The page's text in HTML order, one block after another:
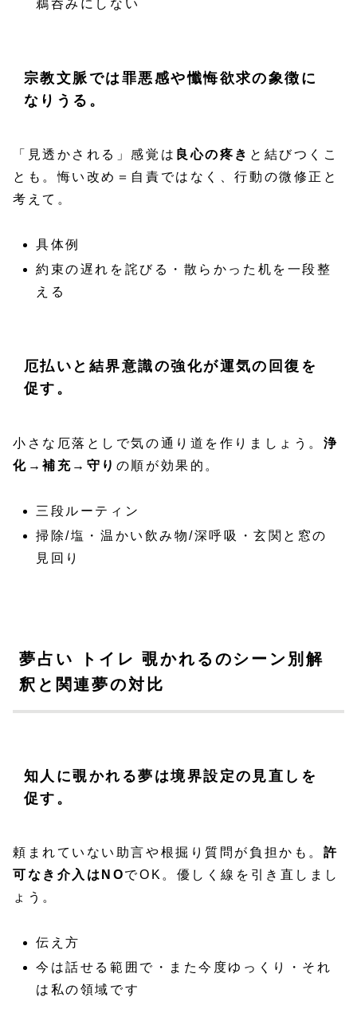
鵜呑みにしない
宗教文脈では罪悪感や懺悔欲求の象徴に
なりうる。
「見透かされる」感覚は 良心の疼き と結びつくこ
とも。悔い改め＝自責ではなく、行動の微修正と
考えて。
具体例
約束の遅れを詫びる・散らかった机を一段整
える
厄払いと結界意識の強化が運気の回復を
促す。
小さな厄落としで気の通り道を作りましょう。 浄
化→補充→守り の順が効果的。
三段ルーティン
掃除/塩・温かい飲み物/深呼吸・玄関と窓の
見回り
夢占い トイレ 覗かれるのシーン別解
釈と関連夢の対比
知人に覗かれる夢は境界設定の見直しを
促す。
頼まれていない助言や根掘り質問が負担かも。 許
可なき介入はNOでOK。優しく線を引き直しまし
ょう。
伝え方
今は話せる範囲で・また今度ゆっくり・それ
は私の領域です